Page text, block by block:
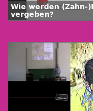
Wie werden (Zahn-
vergeben?